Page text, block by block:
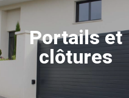
Portails et
clôtures